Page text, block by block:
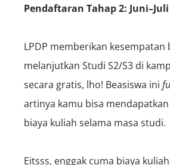
Pendaftaran Tahap 2: Juni–Juli
LPDP memberikan kesempatan
melanjutkan Studi S2/S3 di
secara gratis, lho! Beasiswa ini
artinya kamu bisa
biaya kuliah selama masa studi.
Eitsss, enggak cuma biaya